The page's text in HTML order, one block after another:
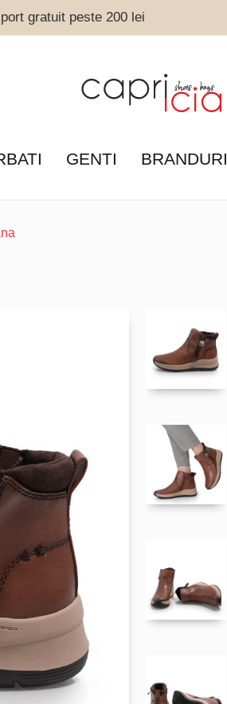
gratuit peste 200 lei
GENTI BRANDURI